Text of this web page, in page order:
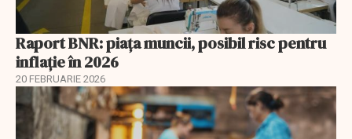
Raport BNR: piața muncii, posibil risc pentru
inflație în 2026
20 FEBRUARIE 2026